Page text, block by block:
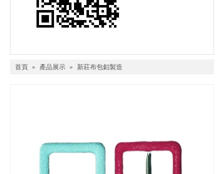
首頁 » 產品展示 » 新莊布包釦製造